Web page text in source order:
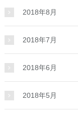
2018年8月
2018年7月
2018年6月
2018年5月